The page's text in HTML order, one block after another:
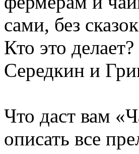
сами, без
Кто это
Середкин и
Что даст вам
описать все